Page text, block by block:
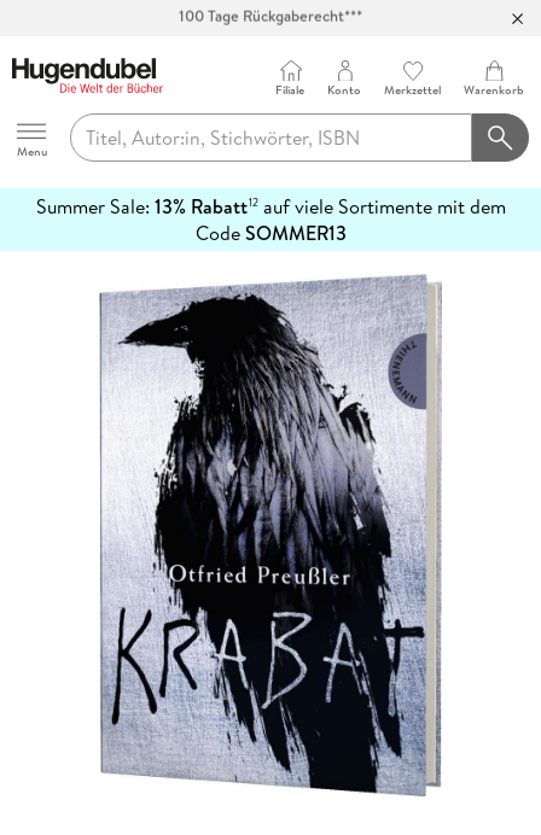
Abholung in über 100 Filialen
Hugendubel
Menu
Filiale Konto Merkzettel Warenkorb
Summer Sale: 13% Rabatt12auf viele Sortimente mit dem
CodeSOMMER13
erfahren